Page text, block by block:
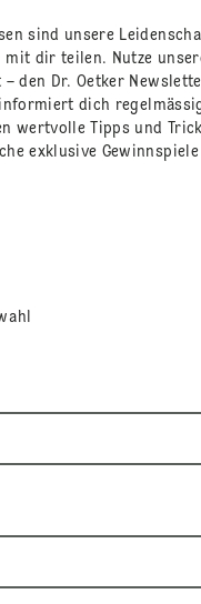
sind unsere
mit dir teilen. Nutze
den Dr. Oetker
dich
wertvolle Tipps und
exklusive